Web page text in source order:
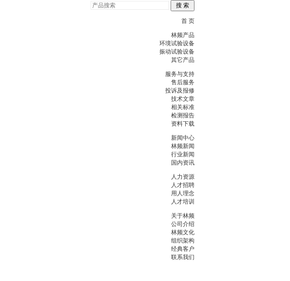
首 页
林频产品
环境试验设备
振动试验设备
其它产品
服务与支持
售后服务
投诉及报修
技术文章
相关标准
检测报告
资料下载
新闻中心
林频新闻
行业新闻
国内资讯
人力资源
人才招聘
用人理念
人才培训
关于林频
公司介绍
林频文化
组织架构
经典客户
联系我们